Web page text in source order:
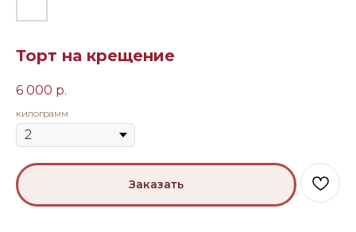
Торт на крещение
6 000 р.
килограмм
Заказать